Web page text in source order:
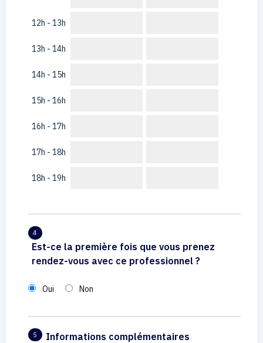
12h - 13h
13h - 14h
14h - 15h
15h - 16h
16h - 17h
17h - 18h
18h - 19h
4
Est-ce la première fois que vous prenez
rendez-vous avec ce professionnel ?
Oui Non
5 Informations complémentaires